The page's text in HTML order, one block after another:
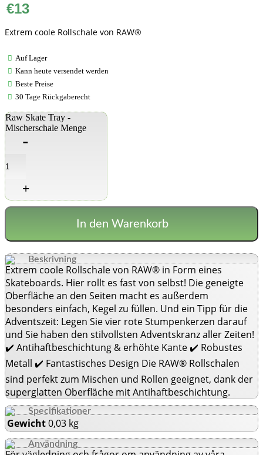
€13
Extrem coole Rollschale von RAW®
Auf Lager
Kann heute versendet werden
Beste Preise
30 Tage Rückgaberecht
Raw Skate Tray -
Mischerschale Menge
-
+
In den Warenkorb
Beskrivning
Extrem coole Rollschale von RAW® in Form eines
Skateboards. Hier rollt es fast von selbst! Die geneigte
Oberfläche an den Seiten macht es außerdem
besonders einfach, Kegel zu füllen. Und ein Tipp für die
Adventszeit: Legen Sie vier rote Stumpenkerzen darauf
und Sie haben den stilvollsten Adventskranz aller Zeiten!
✔️ Antihaftbeschichtung & erhöhte Kante ✔️ Robustes
Metall ✔️ Fantastisches Design Die RAW® Rollschalen
sind perfekt zum Mischen und Rollen geeignet, dank der
superglatten Oberfläche mit Antihaftbeschichtung.
Specifikationer
Gewicht0,03 kg
Användning